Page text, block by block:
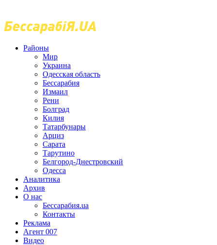
Районы
Мир
Украина
Одесская область
Бессарабия
Измаил
Рени
Болград
Килия
Татарбунары
Арциз
Сарата
Тарутино
Белгород-Днестровский
Одесса
Аналитика
Архив
О нас
Бессарабия.ua
Контакты
Реклама
Агент 007
Видео